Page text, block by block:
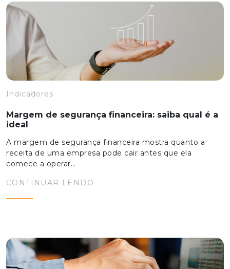
Indicadores
Margem de segurança financeira: saiba qual é a
ideal
A margem de segurança financeira mostra quanto a
receita de uma empresa pode cair antes que ela
comece a operar…
CONTINUAR LENDO